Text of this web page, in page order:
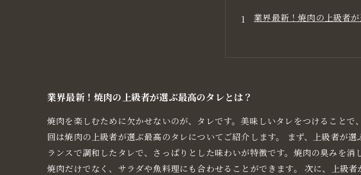
業界最新！焼肉の上級者
業界最新！焼肉の上級者が選ぶ最高のタレとは？
焼肉を楽しむために欠かせないのが、タレです。美味しいタレをつけること
回は焼肉の上級者が選ぶ最高のタレについてご紹介します。 まず、上級者が
ランスで調和したタレで、さっぱりとした味わいが特徴です。焼肉の臭みを
焼肉だけでなく、サラダや魚料理にも合わせることができます。 次に、上級